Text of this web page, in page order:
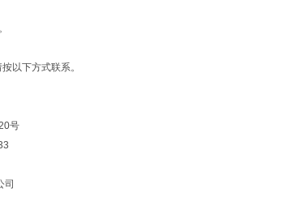
以下方式联系。
城南路120号
目管理有限公司